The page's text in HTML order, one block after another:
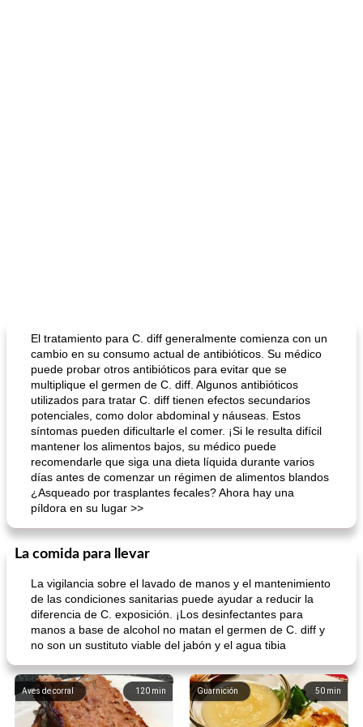
El tratamiento para C. diff generalmente comienza con un
cambio en su consumo actual de antibióticos. Su médico
puede probar otros antibióticos para evitar que se
multiplique el germen de C. diff. Algunos antibióticos
utilizados para tratar C. diff tienen efectos secundarios
potenciales, como dolor abdominal y náuseas. Estos
síntomas pueden dificultarle el comer. ¡Si le resulta difícil
mantener los alimentos bajos, su médico puede
recomendarle que siga una dieta líquida durante varios
días antes de comenzar un régimen de alimentos blandos
¿Asqueado por trasplantes fecales? Ahora hay una
píldora en su lugar >>
La comida para llevar
La vigilancia sobre el lavado de manos y el mantenimiento
de las condiciones sanitarias puede ayudar a reducir la
diferencia de C. exposición. ¡Los desinfectantes para
manos a base de alcohol no matan el germen de C. diff y
no son un sustituto viable del jabón y el agua tibia
120 min
Aves de corral 50 min
Guarnición